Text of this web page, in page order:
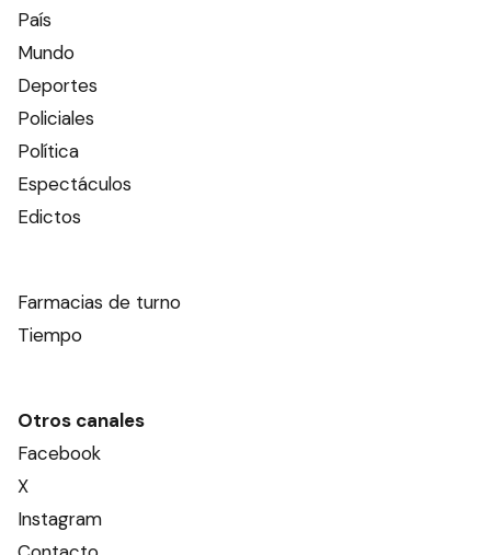
País
Mundo
Deportes
Policiales
Política
Espectáculos
Edictos
Farmacias de turno
Tiempo
Otros canales
Facebook
X
Instagram